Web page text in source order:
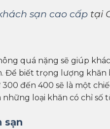
sạn cao cấp tại
quá nặng sẽ giúp
Để biết trọng lượng khăn
300 đến 400 sẽ là một
loại khăn có chỉ số
sạn